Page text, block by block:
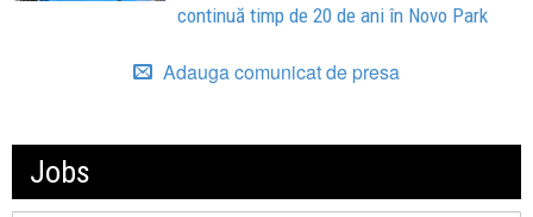
continuă timp de 20 de ani în Novo Park
Adauga comunicat de presa
Jobs